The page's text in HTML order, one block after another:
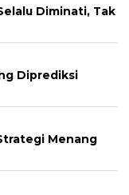
Diminati, Tak
Diprediksi
Menang